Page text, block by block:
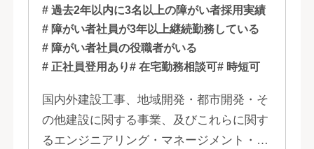
福岡
# 過去2年以内に3名以上の障がい者採用実績
# 障がい者社員が3年以上継続勤務している
# 障がい者社員の役職者がいる
# 正社員登用あり# 在宅勤務相談可# 時短可
国内外建設工事、地域開発・都市開発・そ
の他建設に関する事業、及びこれらに関す
るエンジニアリング・マネージメント・コ